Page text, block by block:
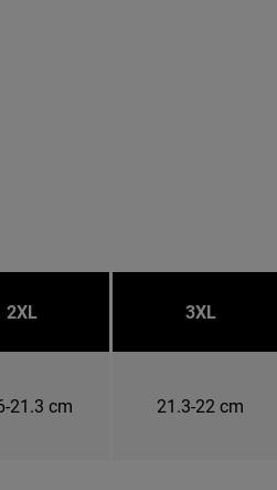
2XL 3XL
21.3 cm 21.3-22 cm